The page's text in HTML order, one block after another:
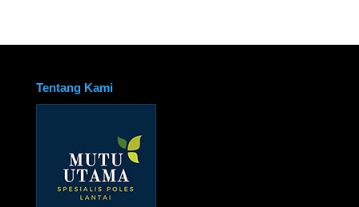
Tentang Kami